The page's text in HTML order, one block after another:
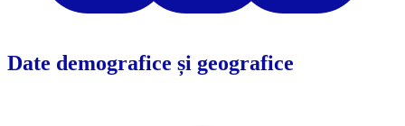
Date demografice și geografice